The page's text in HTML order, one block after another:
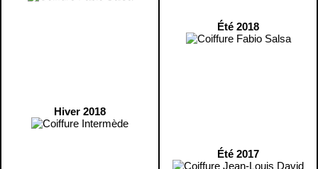
Hiver 2018
Été 2018
Été 2017